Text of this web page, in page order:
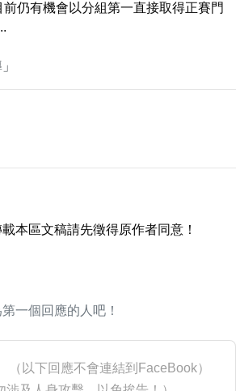
前仍有機會以分組第一直接取得正賽門
本區文稿請先徵得原作者同意！
一個回應的人吧！
（以下回應不會連結到FaceBook）